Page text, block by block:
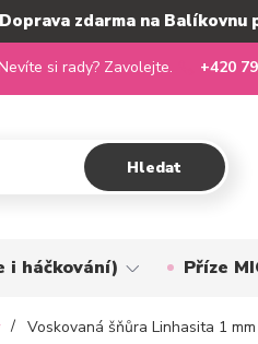
zdarma na Balíkovnu
Hledat
si rady? Zavolejte. +420
i háčkování) Příze
Voskovaná šňůra Linhasita 1